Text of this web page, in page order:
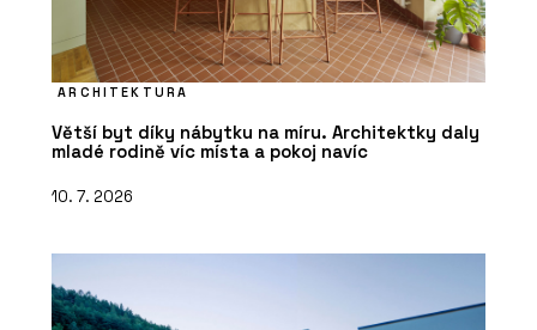
ARCHITEKTURA
Větší byt díky nábytku na míru. Architektky daly
mladé rodině víc místa a pokoj navíc
10. 7. 2026